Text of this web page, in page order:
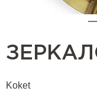
Koket